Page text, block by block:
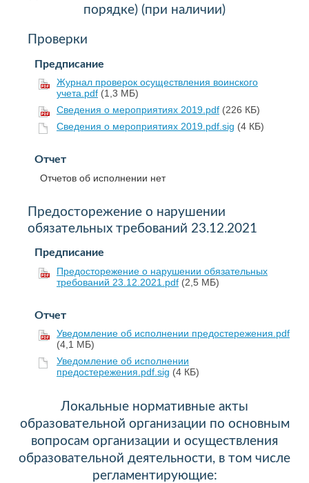
порядке) (при наличии)
Проверки
Предписание
Журнал проверок осуществления воинского
учета.pdf (1,3 МБ)
Сведения о мероприятиях 2019.pdf (226 КБ)
Сведения о мероприятиях 2019.pdf.sig (4 КБ)
Отчет
Отчетов об исполнении нет
Предосторежение о нарушении
обязательных требований 23.12.2021
Предписание
Предосторежение о нарушении обязательных
требований 23.12.2021.pdf (2,5 МБ)
Отчет
Уведомление об исполнении предостережения.pdf
(4,1 МБ)
Уведомление об исполнении
предостережения.pdf.sig (4 КБ)
Локальные нормативные акты
образовательной организации по основным
вопросам организации и осуществления
образовательной деятельности, в том числе
регламентирующие: